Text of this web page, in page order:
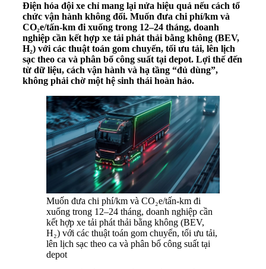
Điện hóa đội xe chỉ mang lại nửa hiệu quả nếu cách tổ
chức vận hành không đổi. Muốn đưa chi phí/km và
CO₂e/tấn-km đi xuống trong 12–24 tháng, doanh
nghiệp cần kết hợp xe tải phát thải bằng không (BEV,
H₂) với các thuật toán gom chuyến, tối ưu tải, lên lịch
sạc theo ca và phân bổ công suất tại depot. Lợi thế đến
từ dữ liệu, cách vận hành và hạ tầng “đủ dùng”,
không phải chờ một hệ sinh thái hoàn hảo.
Muốn đưa chi phí/km và CO₂e/tấn-km đi
xuống trong 12–24 tháng, doanh nghiệp cần
kết hợp xe tải phát thải bằng không (BEV,
H₂) với các thuật toán gom chuyến, tối ưu tải,
lên lịch sạc theo ca và phân bổ công suất tại
depot